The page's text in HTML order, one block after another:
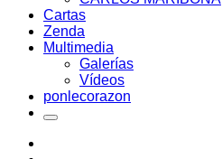
Cartas
Zenda
Multimedia
Galerías
Vídeos
ponlecorazon